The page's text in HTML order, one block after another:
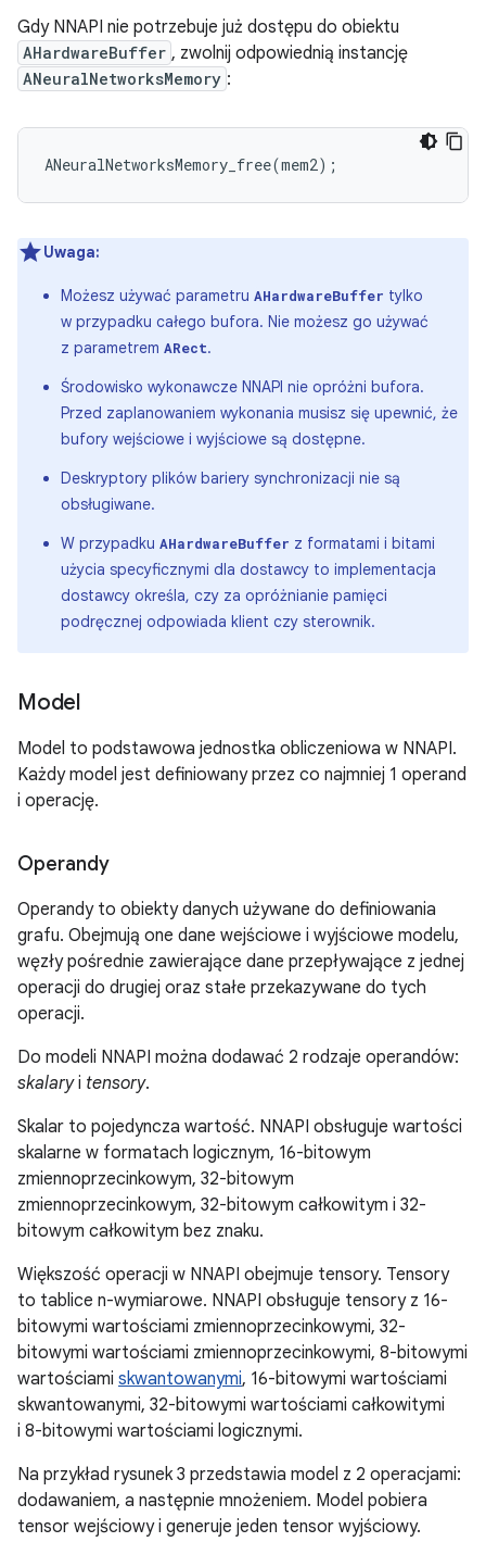
Gdy NNAPI nie potrzebuje już dostępu do obiektu
AHardwareBuffer , zwolnij odpowiednią instancję
ANeuralNetworksMemory :
ANeuralNetworksMemory_free(mem2);
Uwaga:
Możesz używać parametru AHardwareBuffer tylko
w przypadku całego bufora. Nie możesz go używać
z parametrem ARect.
Środowisko wykonawcze NNAPI nie opróżni bufora.
Przed zaplanowaniem wykonania musisz się upewnić, że
bufory wejściowe i wyjściowe są dostępne.
Deskryptory plików bariery synchronizacji nie są
obsługiwane.
W przypadku AHardwareBuffer z formatami i bitami
użycia specyficznymi dla dostawcy to implementacja
dostawcy określa, czy za opróżnianie pamięci
podręcznej odpowiada klient czy sterownik.
Model
Model to podstawowa jednostka obliczeniowa w NNAPI.
Każdy model jest definiowany przez co najmniej 1 operand
i operację.
Operandy
Operandy to obiekty danych używane do definiowania
grafu. Obejmują one dane wejściowe i wyjściowe modelu,
węzły pośrednie zawierające dane przepływające z jednej
operacji do drugiej oraz stałe przekazywane do tych
operacji.
Do modeli NNAPI można dodawać 2 rodzaje operandów:
skalaryi tensory.
Skalar to pojedyncza wartość. NNAPI obsługuje wartości
skalarne w formatach logicznym, 16-bitowym
zmiennoprzecinkowym, 32-bitowym
zmiennoprzecinkowym, 32-bitowym całkowitym i 32-
bitowym całkowitym bez znaku.
Większość operacji w NNAPI obejmuje tensory. Tensory
to tablice n-wymiarowe. NNAPI obsługuje tensory z 16-
bitowymi wartościami zmiennoprzecinkowymi, 32-
bitowymi wartościami zmiennoprzecinkowymi, 8-bitowymi
wartościami skwantowanymi, 16-bitowymi wartościami
skwantowanymi, 32-bitowymi wartościami całkowitymi
i 8-bitowymi wartościami logicznymi.
Na przykład rysunek 3 przedstawia model z 2 operacjami:
dodawaniem, a następnie mnożeniem. Model pobiera
tensor wejściowy i generuje jeden tensor wyjściowy.